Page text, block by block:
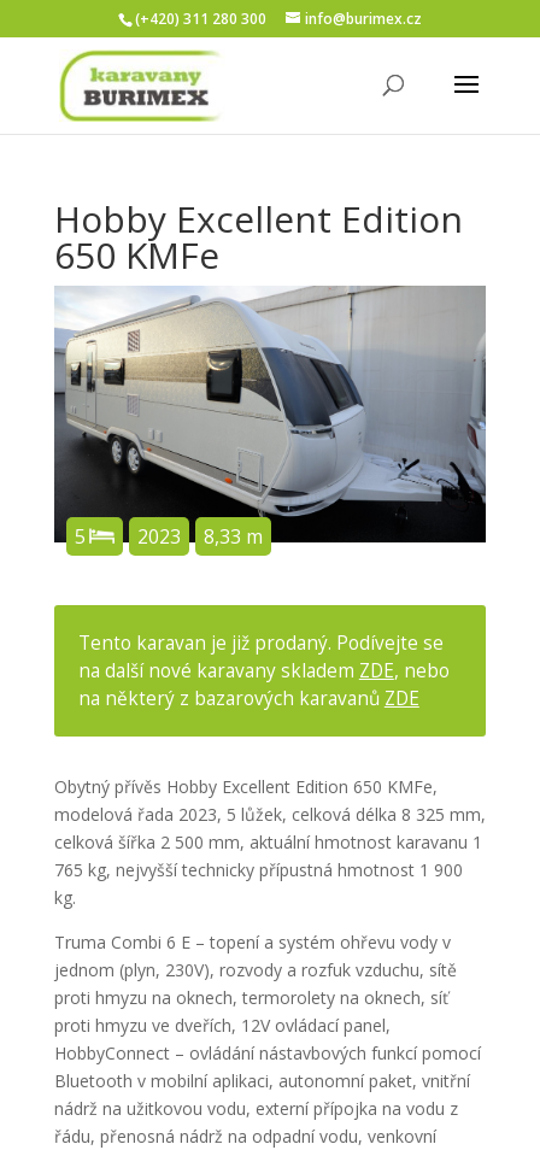
(+420) 311 280 300 info@burimex.cz
Hobby Excellent Edition
650 KMFe
5 2023 8,33 m
Tento karavan je již prodaný. Podívejte se
na další nové karavany skladem ZDE, nebo
na některý z bazarových karavanů ZDE
Obytný přívěs Hobby Excellent Edition 650 KMFe,
modelová řada 2023, 5 lůžek, celková délka 8 325 mm,
celková šířka 2 500 mm, aktuální hmotnost karavanu 1
765 kg, nejvyšší technicky přípustná hmotnost 1 900
kg.
Truma Combi 6 E – topení a systém ohřevu vody v
jednom (plyn, 230V), rozvody a rozfuk vzduchu, sítě
proti hmyzu na oknech, termorolety na oknech, síť
proti hmyzu ve dveřích, 12V ovládací panel,
HobbyConnect – ovládání nástavbových funkcí pomocí
Bluetooth v mobilní aplikaci, autonomní paket, vnitřní
nádrž na užitkovou vodu, externí přípojka na vodu z
řádu, přenosná nádrž na odpadní vodu, venkovní